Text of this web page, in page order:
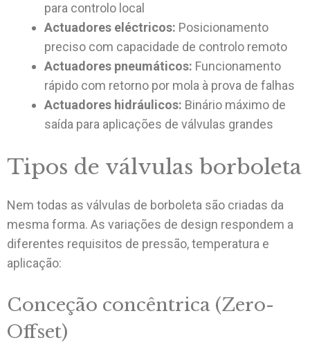
para controlo local
Actuadores eléctricos: Posicionamento
preciso com capacidade de controlo remoto
Actuadores pneumáticos: Funcionamento
rápido com retorno por mola à prova de falhas
Actuadores hidráulicos: Binário máximo de
saída para aplicações de válvulas grandes
Tipos de válvulas borboleta
Nem todas as válvulas de borboleta são criadas da
mesma forma. As variações de design respondem a
diferentes requisitos de pressão, temperatura e
aplicação:
Conceção concêntrica (Zero-
Offset)